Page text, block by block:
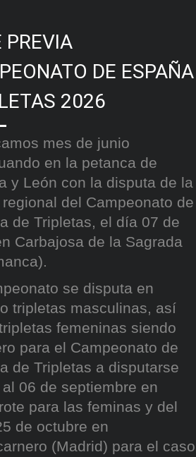
PREVIA
DE ESPAÑA
2026
mes de junio
en la petanca de
y León con la disputa de la
del Campeonato de
de Tripletas, el día 07 de
Carbajosa de la Sagrada
se disputa en
tripletas masculinas, así
femeninas siendo
para el Campeonato de
de Tripletas a disputarse
06 de septiembre en
para las feminas y del
de octubre en
(Madrid) para el caso